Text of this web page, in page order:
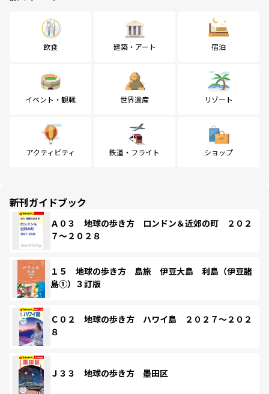
飲食 建築・アート 宿泊
イベント・観戦 世界遺産 リゾート
アクティビティ 鉄道・フライト ショップ
新刊ガイドブック
Ａ０３ 地球の歩き方 ロンドン＆近郊の町 ２０２
７～２０２８
１５ 地球の歩き方 島旅 伊豆大島 利島（伊豆諸
島①）３訂版
Ｃ０２ 地球の歩き方 ハワイ島 ２０２７～２０２
８
Ｊ３３ 地球の歩き方 墨田区